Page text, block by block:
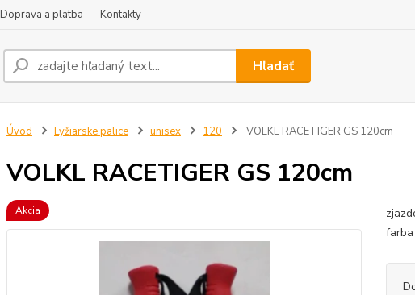
Doprava a platba Kontakty
Hľadať
Úvod Lyžiarske palice unisex 120 VOLKL RACETIGER GS 120cm
VOLKL RACETIGER GS 120cm
Akcia
farba